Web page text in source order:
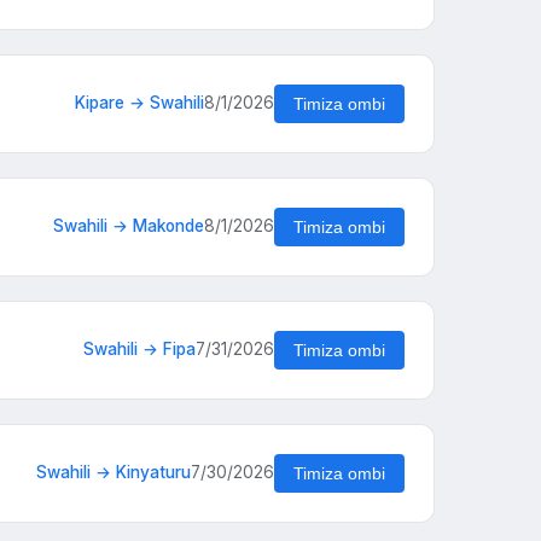
Kipare → Swahili8/1/2026 Timiza ombi
Swahili → Makonde8/1/2026 Timiza ombi
Swahili → Fipa7/31/2026 Timiza ombi
Swahili → Kinyaturu7/30/2026 Timiza ombi